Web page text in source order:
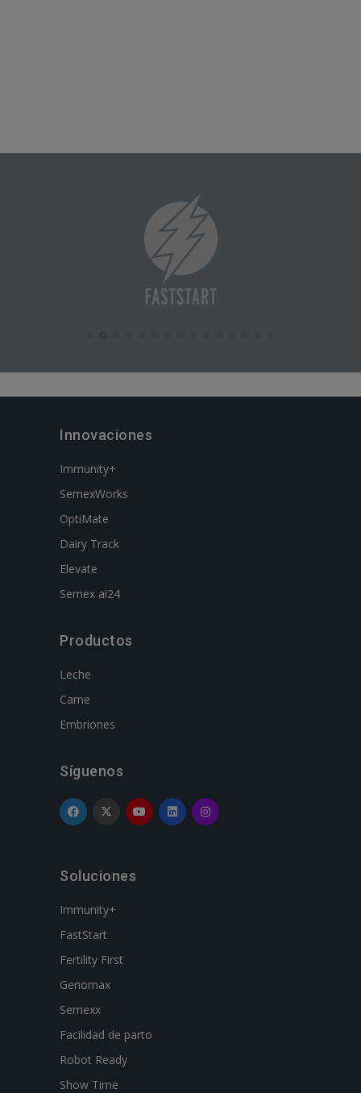
Innovaciones
Immunity+
SemexWorks
OptiMate
Dairy Track
Elevate
Semex ai24
Productos
Leche
Carne
Embriones
Síguenos
Soluciones
Immunity+
FastStart
Fertility First
Genomax
Semexx
Facilidad de parto
Robot Ready
Show Time